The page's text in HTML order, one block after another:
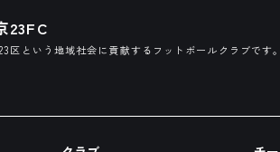
23FC
区という地域社会に貢献するフットボールクラブです。